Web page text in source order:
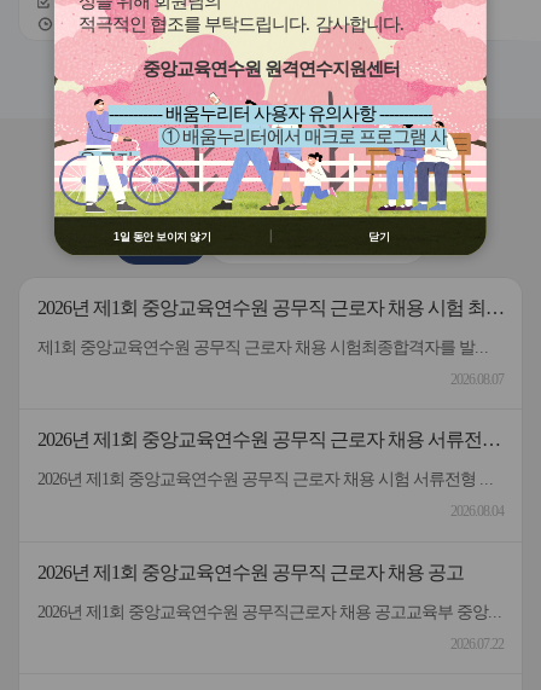
교육기간
26.08.03 ~ 26.12.20
교육기간
26.07.20 ~ 26.12.20
슬
라
이
드
버
튼
이
전
슬
이
드
버
튼
다
연수원소식
공지사항 2026 원격연수 모니터링단
2026년 제1회 중앙교육연수원 공무직 근로자 채용 시험 최종
제1회 중앙교육연수원 공무직 근로자 채용 시험최종합격자를 발표하고 등록 안내드립니다.응시해주신 모든 분께 감사드립니다.
2026.08.07
2026년 제1회 중앙교육연수원 공무직 근로자 채용 서류전형
2026년 제1회 중앙교육연수원 공무직 근로자 채용 시험 서류전형 합격자 및 면접일정을 안내드립니다.* 채용분야 - 공무직(미화원)* 서류전형 합격자 : 5명* 합격자 명단 및 면접일정 안내 : 붙임 참고 * 서류 전형 합격자분들은 면접 일정을 참고하여 차질 없이 임해주길 부탁드리며, 응시해주신 모든 분들께 행복한 일들 가득하시길 바랍니다.- 중앙교육연수원 -
2026.08.04
2026년 제1회 중앙교육연수원 공무직 근로자 채용 공고
2026년 제1회 중앙교육연수원 공무직근로자 채용 공고교육부 중앙교육연수원에서 근무할 공무직 근로자를 다음과 같이 공개 모집하오니 성실하고 역량있는 분들의 많은 응시 바랍니다. 2026년 7월 22일 중앙교육연수원장1. 선발직종: 환경미화직(미화원) / 공무직 근로자2. 선발인원: 1명3. 채용기간: 계약일~정년(만65세)까지​4. 담당업무: 청사 실내외 청소 및 환경정리 등5. 근무형태: 기본근무(월~금), 1일 8시간(07:00~16:00, 휴게시간 1시간 제외) 근무6. 근무장소: 중앙교육연수원(대구 동구 혁신도시 내 위치)7. 보수: 월 236만원 수준(세전), 명절휴가비 등 별도 지급8. 원서 접수기간: 7.22.(수) ~ 7.30.(목)9. 접수방법: 방문접수, 우편접수 (공고문 참조)10. 문의전화: 중앙교육연수원 연수지원협력과 채용담당자 ☏053-980-6514
2026.07.22
적극적인 협조를 부탁드립니다. 감사합니다.
중앙교육연수원 원격연수지원센터
----------- 배움누리터 사용자 유의사항 -----------
① 배움누리터에서 매크로 프로그램 사
용 금지
② 배움누리터 수강용 매크로 프로그램
제작 배포 금지
③ 유무료 매크로 프로그램 사용을 블로
그 등에 홍보 금지
유가 될 수 있음
1일 동안 보이지 않기 닫기